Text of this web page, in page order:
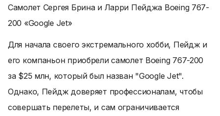
Самолет Сергея Брина и Ларри Пейджа Boeing 767-
200 «Google Jet»
Для начала своего экстремального хобби, Пейдж и
его компаньон приобрели самолет Boeing 767-200
за $25 млн, который был назван "Google Jet".
Однако, Пейдж доверяет профессионалам, чтобы
совершать перелеты, и сам ограничивается